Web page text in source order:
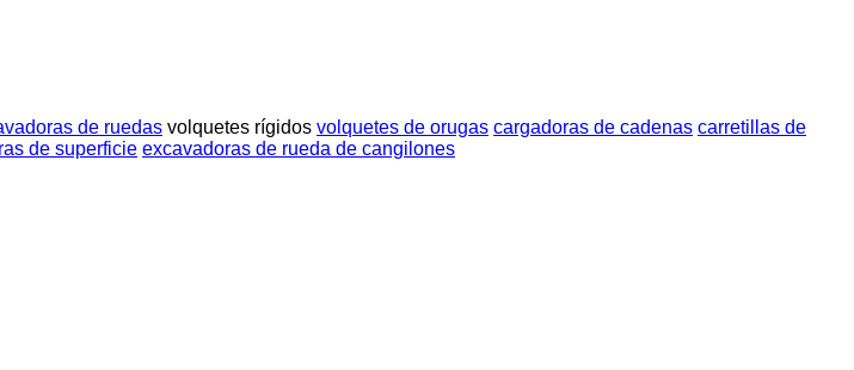
de ruedas volquetes rígidos volquetes de orugas cargadoras de cadenas carretillas de
de superficie excavadoras de rueda de cangilones